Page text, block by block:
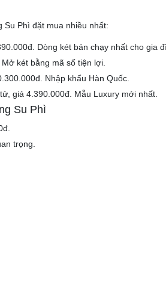
Su Phì đặt mua nhiều nhất:
Dòng két bán chạy nhất cho gia
két bằng mã số tiện lợi.
Nhập khẩu Hàn Quốc.
giá 4.390.000đ. Mẫu Luxury mới nhất.
Su Phì
trọng.